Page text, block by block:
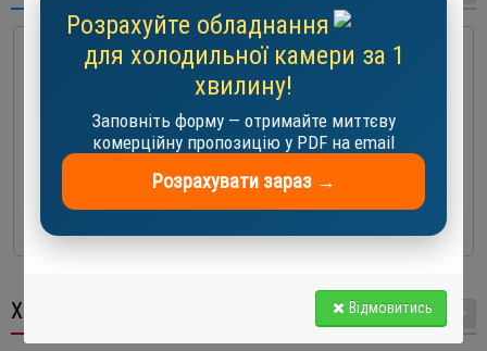
Copeland ZR380KCE | 87,5 м3/ч герметичний спіральний компресор
4 798.0 EUR
ХІТ ПРОДАЖУ
Розрахуйте обладнання
для холодильної камери за 1
хвилину!
Заповніть форму — отримайте миттєву
комерційну пропозицію у PDF на email
Розрахувати зараз →
Відмовитись